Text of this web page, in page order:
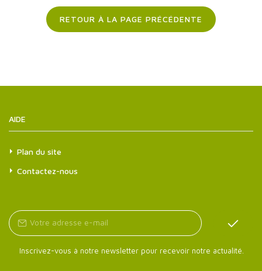
RETOUR À LA PAGE PRÉCÉDENTE
AIDE
Plan du site
Contactez-nous
Inscrivez-vous à notre newsletter pour recevoir notre actualité.